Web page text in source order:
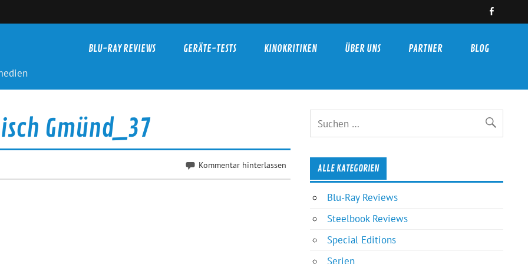
BLU-RAY REVIEWS GERÄTE-TESTS KINOKRITIKEN ÜBER UNS PARTNER BLOG
Gmünd_37
Kommentar hinterlassen ALLE KATEGORIEN
Blu-Ray Reviews
Steelbook Reviews
Special Editions
Serien